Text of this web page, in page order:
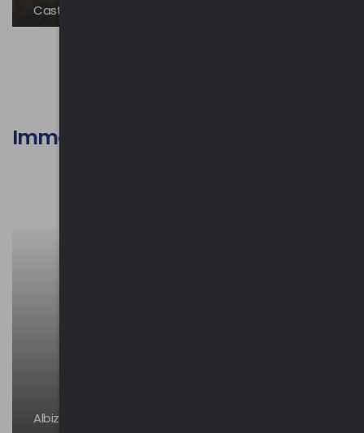
Castello Visconteo
Immagini
Albizzate - Ca' Taverna